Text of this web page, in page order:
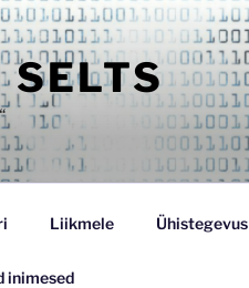
SELTS
Liikmele Ühistegevus
inimesed